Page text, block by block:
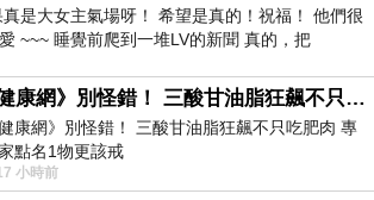
25 05:28:25
台..
中..
，難以望其項背
是大女主氣場呀！ 希望是真的！祝福！ 他們很
~~~ 睡覺前爬到一堆LV的新聞 真的，把
健康網》別怪錯！ 三酸甘油脂狂飆不只吃肥肉 專家點名1物更該戒
康網》別怪錯！ 三酸甘油脂狂飆不只吃肥肉 專
點名1物更該戒
health.ltn.com.tw/article/breakingnews/
小時前